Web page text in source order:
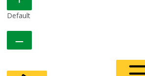
Default